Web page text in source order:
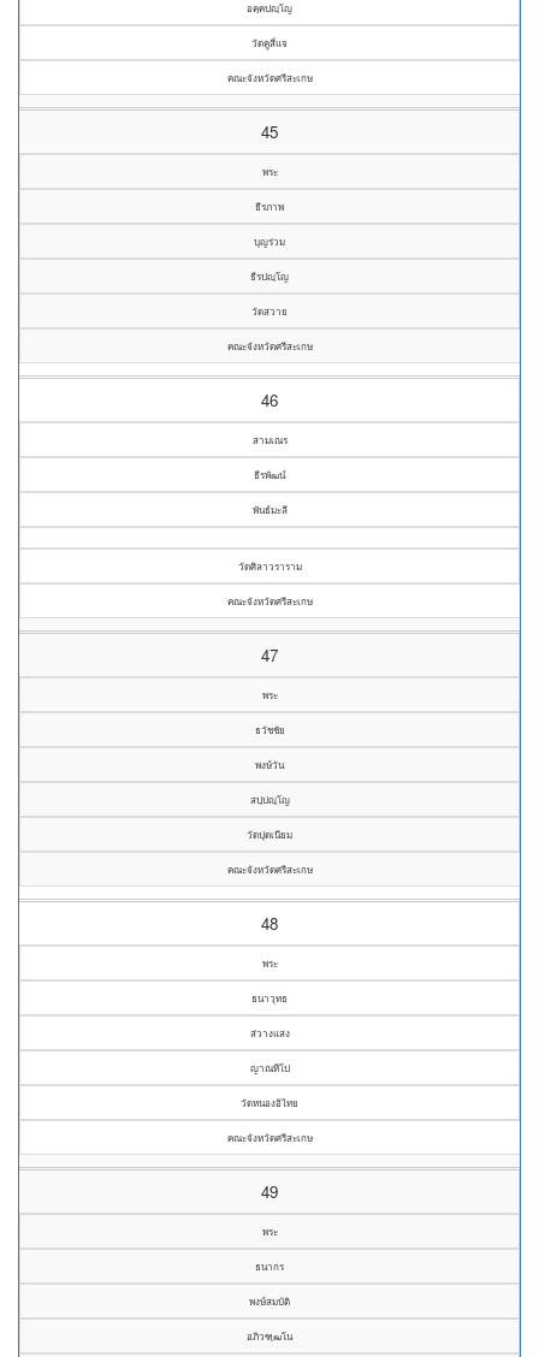
อคฺคปญฺโญ
วัดคูสี่แจ
คณะจังหวัดศรีสะเกษ
45
พระ
ธีรภาพ
บุญร่วม
ธีรปญฺโญ
วัดสวาย
คณะจังหวัดศรีสะเกษ
46
สามเณร
ธีรพัฒน์
พันธ์มะลี
วัดศิลาวราราม
คณะจังหวัดศรีสะเกษ
47
พระ
ธวัชชัย
พงษ์วัน
สปฺปญฺโญ
วัดปุดเนียม
คณะจังหวัดศรีสะเกษ
48
พระ
ธนาวุทธ
ส่วางแสง
ญาณทีโป
วัดหนองอิไทย
คณะจังหวัดศรีสะเกษ
49
พระ
ธนากร
พงษ์สมบัติ
อภิวฑฺฒโน